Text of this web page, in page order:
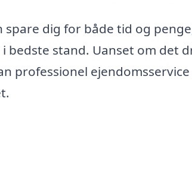
dig for både tid og
stand. Uanset om det
professionel